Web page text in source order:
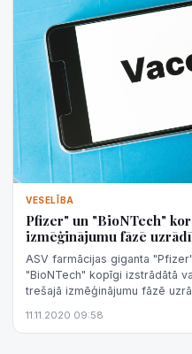
VESELĪBA
Pfizer" un "BioNTech"
izmēģinājumu fāzē
ASV farmācijas giganta
"BioNTech" kopīgi izstrādātā
trešajā izmēģinājumu fāzē
11.11.2020 09:58